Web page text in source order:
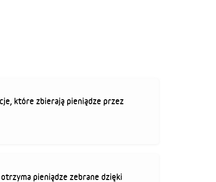
które zbierają pieniądze przez
pieniądze zebrane dzięki